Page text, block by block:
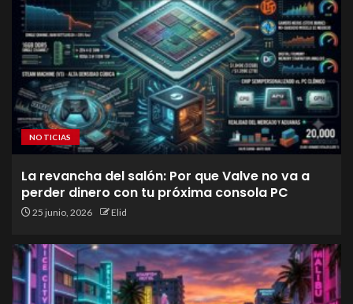
NOTICIAS
La revancha del salón: Por que Valve no va a
perder dinero con tu próxima consola PC
25 junio, 2026 Elid